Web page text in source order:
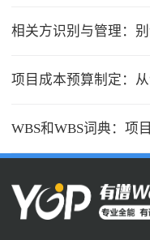
相关方识别与管理：
WBS和WBS词典：项